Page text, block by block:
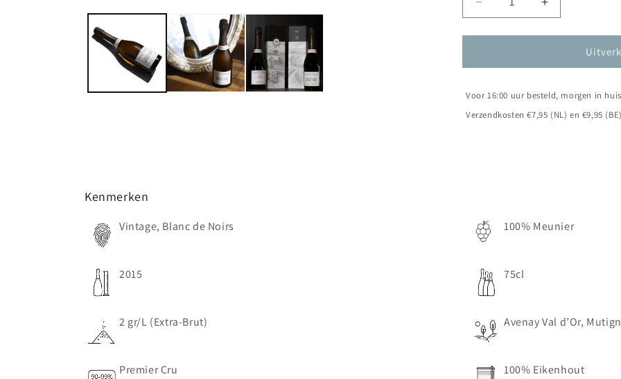
Aantal
verlagen
voor
William
-
Meuniers
Aantal
verhogen
voor
Champagne
William
-
Meuniers
Voor 16:00 uur besteld, morgen in huis
Verzendkosten €7,95 (NL) en €9,95
Kenmerken
Vintage, Blanc de Noirs 100% Meunier
2015 75cl
2 gr/L (Extra-Brut) Avenay Val d’Or,
Premier Cru 100% Eikenhout